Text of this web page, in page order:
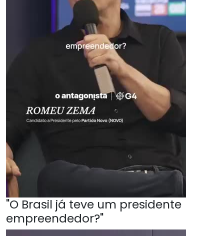
"O Brasil já teve um presidente
empreendedor?"